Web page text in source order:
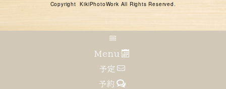
Copyright KikiPhotoWork All Rights Reserved.
Menu
予定
予約